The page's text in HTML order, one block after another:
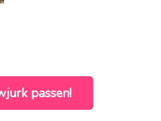
passen!